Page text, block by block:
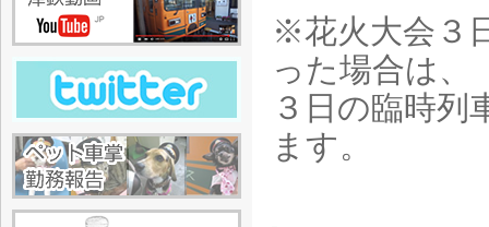
※花火大会３
った場合は、
３日の臨時列
ます。